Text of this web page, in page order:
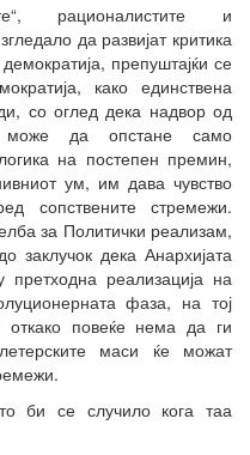
рационалистите и
да развијат критика
препуштајќи се
како единствена
со оглед дека надвор од
може да опстане само
на постепен премин,
ум, им дава чувство
сопствените стремежи.
за Политички реализам,
заклучок дека Анархијата
реализација на
фаза, на тој
откако повеќе нема да ги
маси ќе можат
би се случило кога таа